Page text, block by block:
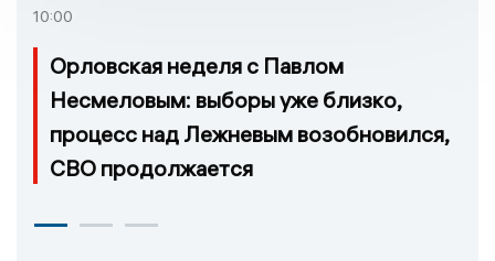
10:00
Орловская неделя с Павлом
Несмеловым: выборы уже близко,
процесс над Лежневым возобновился,
СВО продолжается